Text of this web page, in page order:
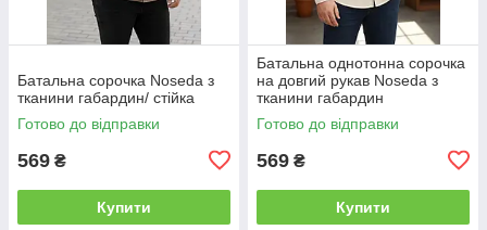
Батальна сорочка Noseda з
тканини габардин/ стійка
Готово до відправки
569 ₴
Купити
Батальна однотонна сорочка
на довгий рукав Noseda з
тканини габардин
Готово до відправки
569 ₴
Купити